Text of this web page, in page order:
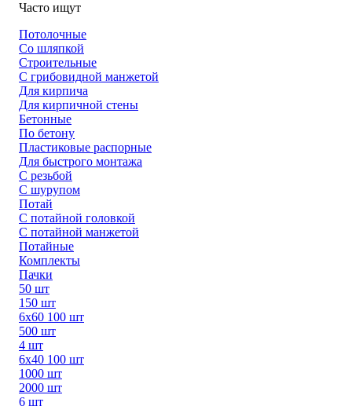
Часто ищут
Потолочные
Со шляпкой
Строительные
С грибовидной манжетой
Для кирпича
Для кирпичной стены
Бетонные
По бетону
Пластиковые распорные
Для быстрого монтажа
С резьбой
С шурупом
Потай
С потайной головкой
С потайной манжетой
Потайные
Комплекты
Пачки
50 шт
150 шт
6х60 100 шт
500 шт
4 шт
6х40 100 шт
1000 шт
2000 шт
6 шт